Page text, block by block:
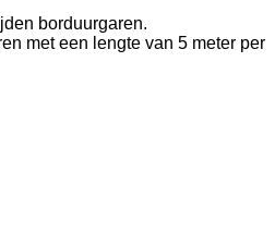
borduurgaren.
met een lengte van 5 meter per